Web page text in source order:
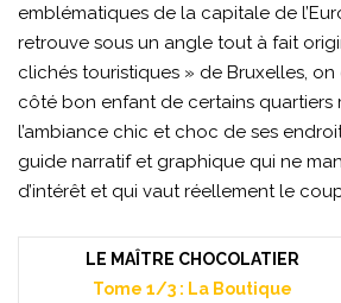
emblématiques de la capitale de
retrouve sous un angle tout à fait
clichés touristiques » de Bruxelles,
côté bon enfant de certains quartiers
l’ambiance chic et choc de ses
guide narratif et graphique qui ne
d’intérêt et qui vaut réellement le
LE MAÎTRE CHOCOLATIER
Tome 1/3 : La Boutique